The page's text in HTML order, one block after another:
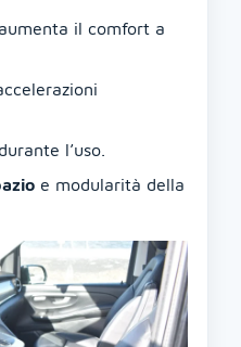
il comfort a
durante l’uso.
e modularità della